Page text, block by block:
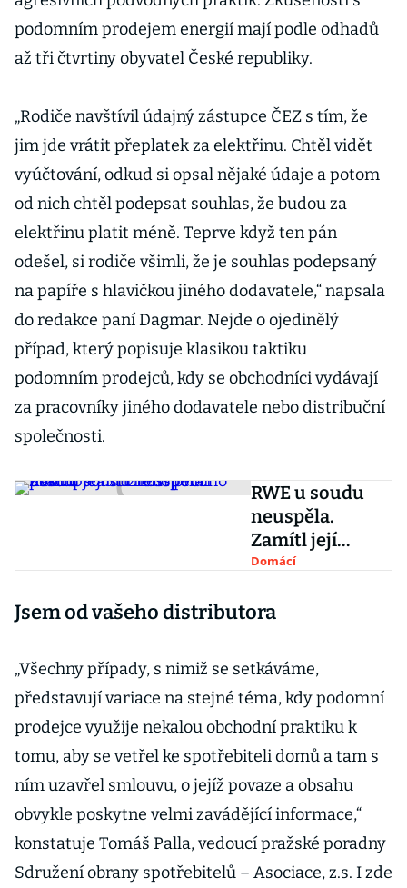
podomním prodejem energií mají podle odhadů
až tři čtvrtiny obyvatel České republiky.
„Rodiče navštívil údajný zástupce ČEZ s tím, že
jim jde vrátit přeplatek za elektřinu. Chtěl vidět
vyúčtování, odkud si opsal nějaké údaje a potom
od nich chtěl podepsat souhlas, že budou za
elektřinu platit méně. Teprve když ten pán
odešel, si rodiče všimli, že je souhlas podepsaný
na papíře s hlavičkou jiného dodavatele,“ napsala
do redakce paní Dagmar. Nejde o ojedinělý
případ, který popisuje klasikou taktiku
podomním prodejců, kdy se obchodníci vydávají
za pracovníky jiného dodavatele nebo distribuční
společnosti.
RWE u soudu
neuspěla.
Zamítl její
stížnost proti
antimonopolníh
Domácí
Jsem od vašeho distributora
„Všechny případy, s nimiž se setkáváme,
představují variace na stejné téma, kdy podomní
prodejce využije nekalou obchodní praktiku k
tomu, aby se vetřel ke spotřebiteli domů a tam s
ním uzavřel smlouvu, o jejíž povaze a obsahu
obvykle poskytne velmi zavádějící informace,“
konstatuje Tomáš Palla, vedoucí pražské poradny
Sdružení obrany spotřebitelů – Asociace, z.s. I zde